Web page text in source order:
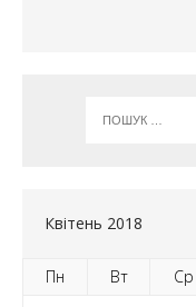
Квітень 2018
Пн Вт Ср